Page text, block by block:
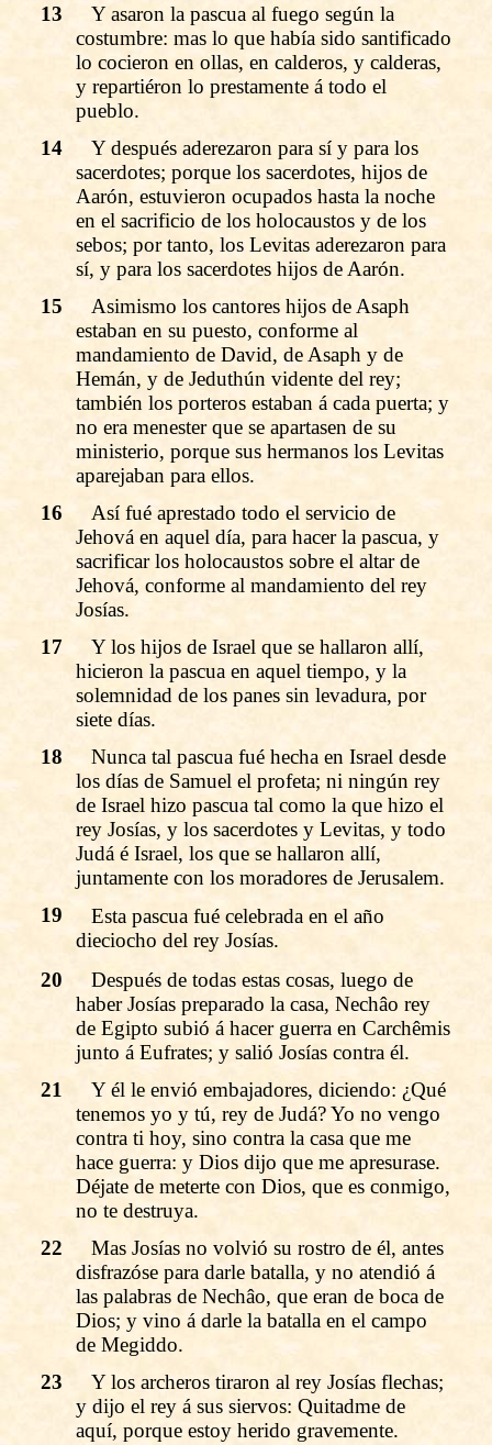
13
Y asaron la pascua al fuego según la
costumbre: mas lo que había sido santificado
lo cocieron en ollas, en calderos, y calderas,
y repartiéron lo prestamente á todo el
pueblo.
14
Y después aderezaron para sí y para los
sacerdotes; porque los sacerdotes, hijos de
Aarón, estuvieron ocupados hasta la noche
en el sacrificio de los holocaustos y de los
sebos; por tanto, los Levitas aderezaron para
sí, y para los sacerdotes hijos de Aarón.
15
Asimismo los cantores hijos de Asaph
estaban en su puesto, conforme al
mandamiento de David, de Asaph y de
Hemán, y de Jeduthún vidente del rey;
también los porteros estaban á cada puerta; y
no era menester que se apartasen de su
ministerio, porque sus hermanos los Levitas
aparejaban para ellos.
16
Así fué aprestado todo el servicio de
Jehová en aquel día, para hacer la pascua, y
sacrificar los holocaustos sobre el altar de
Jehová, conforme al mandamiento del rey
Josías.
17
Y los hijos de Israel que se hallaron allí,
hicieron la pascua en aquel tiempo, y la
solemnidad de los panes sin levadura, por
siete días.
18
Nunca tal pascua fué hecha en Israel desde
los días de Samuel el profeta; ni ningún rey
de Israel hizo pascua tal como la que hizo el
rey Josías, y los sacerdotes y Levitas, y todo
Judá é Israel, los que se hallaron allí,
juntamente con los moradores de Jerusalem.
19
Esta pascua fué celebrada en el año
dieciocho del rey Josías.
20
Después de todas estas cosas, luego de
haber Josías preparado la casa, Nechâo rey
de Egipto subió á hacer guerra en Carchêmis
junto á Eufrates; y salió Josías contra él.
21
Y él le envió embajadores, diciendo: ¿Qué
tenemos yo y tú, rey de Judá? Yo no vengo
contra ti hoy, sino contra la casa que me
hace guerra: y Dios dijo que me apresurase.
Déjate de meterte con Dios, que es conmigo,
no te destruya.
22
Mas Josías no volvió su rostro de él, antes
disfrazóse para darle batalla, y no atendió á
las palabras de Nechâo, que eran de boca de
Dios; y vino á darle la batalla en el campo
de Megiddo.
23
Y los archeros tiraron al rey Josías flechas;
y dijo el rey á sus siervos: Quitadme de
aquí, porque estoy herido gravemente.